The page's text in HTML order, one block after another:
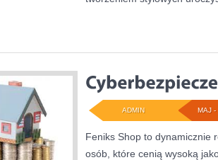
MAJ -
ADMIN
Feniks Shop to dynamicznie
osób, które cenią wysoką